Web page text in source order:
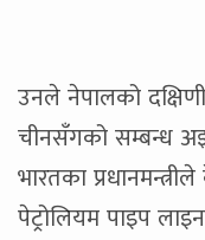
उनले नेपालको
चीनसँगको सम्बन्ध
भारतका
पेट्रोलियम पाइप